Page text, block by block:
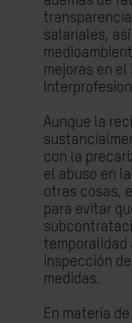
salariales,
mejoras en el
Aunque la
con la
el abuso en
otras cosas,
para evitar
temporalidad
inspección
medidas.
En materia